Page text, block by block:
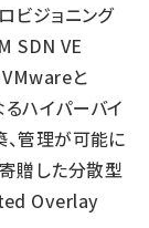
ビジョニング
SDN VE
VMwareと
ハイパーバイ
、管理が可能に
贈した分散型
Overlay